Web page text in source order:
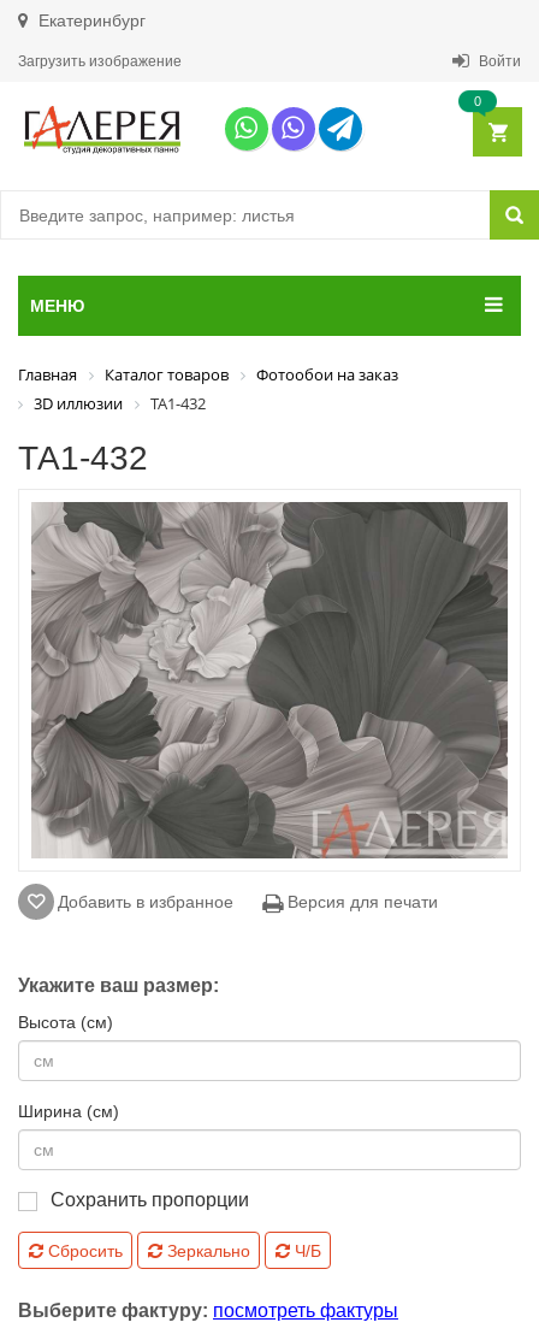
Екатеринбург
Загрузить изображение Войти
0
МЕНЮ
Главная Каталог товаров
Фотообои на заказ
3D иллюзии
ТА1-432
ТА1-432
Добавить в избранное Версия для печати
Укажите ваш размер:
Высота (см)
Ширина (см)
Сохранить пропорции
Сбросить Зеркально Ч/Б
Выберите фактуру: посмотреть фактуры